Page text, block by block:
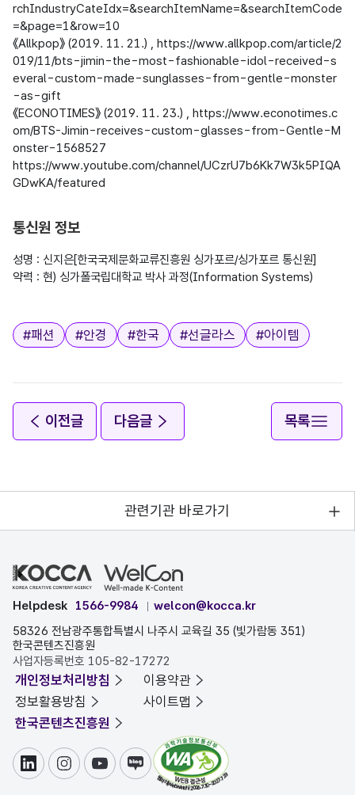
rchIndustryCateIdx=&searchItemName=&searchItemCode
=&page=1&row=10
《Allkpop》 (2019. 11. 21.) , https://www.allkpop.com/article/2
019/11/bts-jimin-the-most-fashionable-idol-received-s
everal-custom-made-sunglasses-from-gentle-monster
-as-gift
《ECONOTIMES》 (2019. 11. 23.) , https://www.econotimes.c
om/BTS-Jimin-receives-custom-glasses-from-Gentle-M
onster-1568527
https://www.youtube.com/channel/UCzrU7b6Kk7W3k5PIQA
GDwKA/featured
통신원 정보
성명 : 신지은[한국국제문화교류진흥원 싱가포르/싱가포르 통신원]
약력 : 현) 싱가폴국립대학교 박사 과정(Information Systems)
태그
#패션 #안경 #한국 #선글라스 #아이템
이전글 다음글 목록
관련기관 바로가기
Helpdesk 1566-9984
welcon@kocca.kr
58326 전남광주통합특별시 나주시 교육길 35 (빛가람동 351)
한국콘텐츠진흥원
사업자등록번호 105-82-17272
개인정보처리방침
이용약관
정보활용방침
사이트맵
한국콘텐츠진흥원
링크드인인스타그램
유튜브블로그